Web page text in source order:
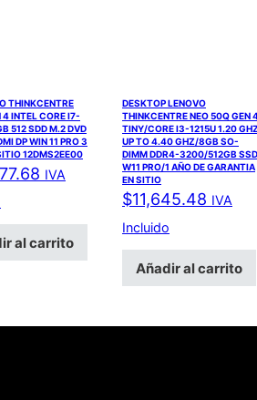
THINKCENTRE
4 INTEL CORE I7-
512 SDD M.2 DVD
DP WIN 11 PRO 3
12DMS2EE00
IVA
al carrito
DESKTOP LENOVO
THINKCENTRE NEO 50Q GEN
TINY/CORE I3-1215U 1.20 GHZ
UP TO 4.40 GHZ/8GB SO-
DIMM DDR4-3200/512GB
W11 PRO/1 AÑO DE GARANTIA
EN SITIO
$11,645.48 IVA
Incluido
Añadir al carrito